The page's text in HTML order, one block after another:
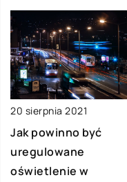
20 sierpnia 2021
Jak powinno być
uregulowane
oświetlenie w